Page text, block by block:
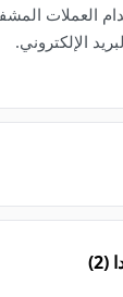
العملات